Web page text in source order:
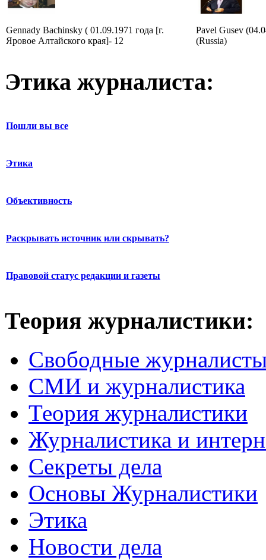
Gennady Bachinsky ( 01.09.1971 года [г.
Яровое Алтайского края]- 12
Pavel Gusev
(Russia)
Этика журналиста:
Пошли вы все
Этика
Объективность
Раскрывать источник или скрывать?
Правовой статус редакции и газеты
Теория журналистики:
Свободные
СМИ и журналистика
Теория журналистики
Журналистика и
Секреты дела
Основы Журналистики
Этика
Новости дела